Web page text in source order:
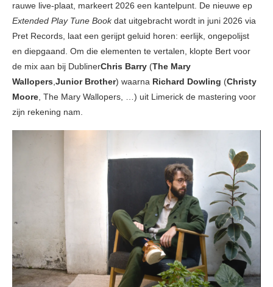
rauwe live-plaat, markeert 2026 een kantelpunt. De nieuwe ep
Extended Play Tune Bookdat uitgebracht wordt in juni 2026 via
Pret Records, laat een gerijpt geluid horen: eerlijk, ongepolijst
en diepgaand. Om die elementen te vertalen, klopte Bert voor
de mix aan bij DublinerChris Barry (The Mary
Wallopers,Junior Brother) waarna Richard Dowling (Christy
Moore, The Mary Wallopers, …) uit Limerick de mastering voor
zijn rekening nam.